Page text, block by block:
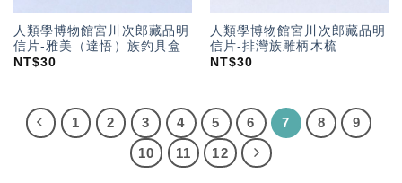
人類學博物館宮川次郎藏品明
信片-雅美（達悟）族釣具盒
NT$30
人類學博物館宮川次郎藏品明
信片-排灣族雕柄木梳
NT$30
1 2 3 4 5 6 7 8
9
10
11 12